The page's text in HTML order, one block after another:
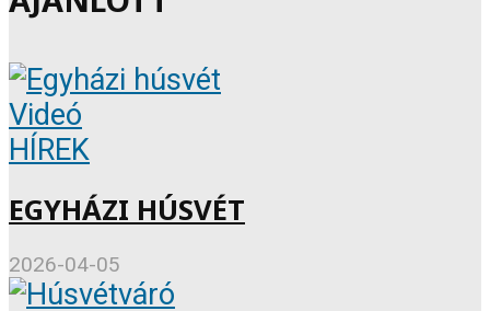
Videó
HÍREK
EGYHÁZI HÚSVÉT
2026-04-05